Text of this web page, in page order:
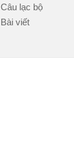
Câu lạc bộ
Bài viết